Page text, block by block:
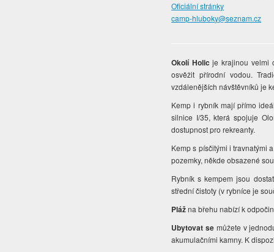
Oficiální stránky
camp-hluboky@seznam.cz
Okolí Holic je krajinou velmi
osvěžit přírodní vodou.
vzdálenějších návštěvníků je
Kemp i rybník mají přímo
silnice I/35, která spojuje
dostupnost pro rekreanty.
Kemp s písčitými i travnatými
pozemky, někde obsazené
Rybník s kempem jsou
střední čistoty (v rybníce je
Plážna břehu nabízí k
Ubytovat semůžete v
akumulačními kamny. K